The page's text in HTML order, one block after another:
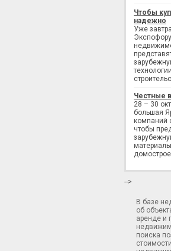
Чтобы
надежно
Уже
Честные
28 – 30
большая
компаний
чтобы
-->
В базе
об
аренде и
поиска